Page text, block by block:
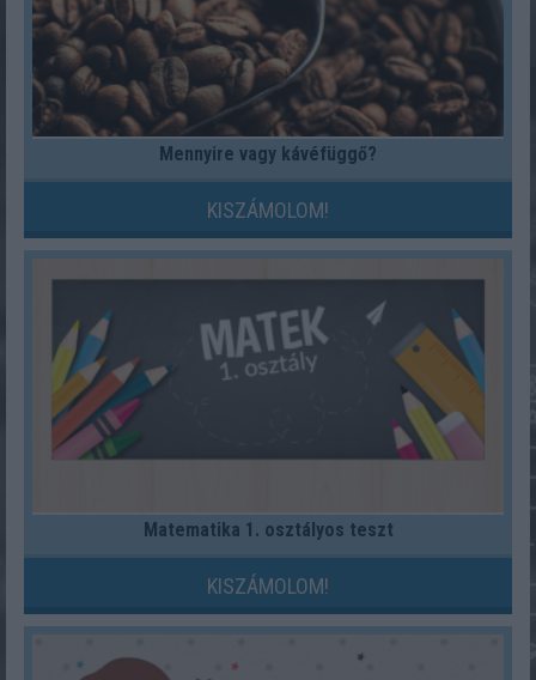
Mennyire vagy kávéfüggő?
KISZÁMOLOM!
Matematika 1. osztályos teszt
KISZÁMOLOM!